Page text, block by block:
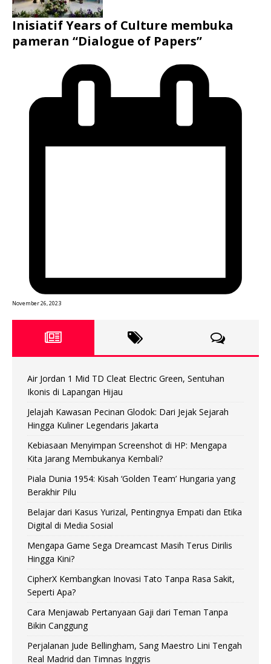
Inisiatif Years of Culture membuka
pameran “Dialogue of Papers”
November 26, 2023
Air Jordan 1 Mid TD Cleat Electric Green, Sentuhan
Ikonis di Lapangan Hijau
Jelajah Kawasan Pecinan Glodok: Dari Jejak Sejarah
Hingga Kuliner Legendaris Jakarta
Kebiasaan Menyimpan Screenshot di HP: Mengapa
Kita Jarang Membukanya Kembali?
Piala Dunia 1954: Kisah ‘Golden Team’ Hungaria yang
Berakhir Pilu
Belajar dari Kasus Yurizal, Pentingnya Empati dan Etika
Digital di Media Sosial
Mengapa Game Sega Dreamcast Masih Terus Dirilis
Hingga Kini?
CipherX Kembangkan Inovasi Tato Tanpa Rasa Sakit,
Seperti Apa?
Cara Menjawab Pertanyaan Gaji dari Teman Tanpa
Bikin Canggung
Perjalanan Jude Bellingham, Sang Maestro Lini Tengah
Real Madrid dan Timnas Inggris